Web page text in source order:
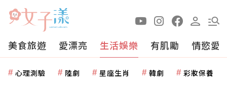
美食旅遊 愛漂亮 生活娛樂 有肌勵 情慾愛
心理測驗 陸劇 星座生肖 韓劇 彩妝保養